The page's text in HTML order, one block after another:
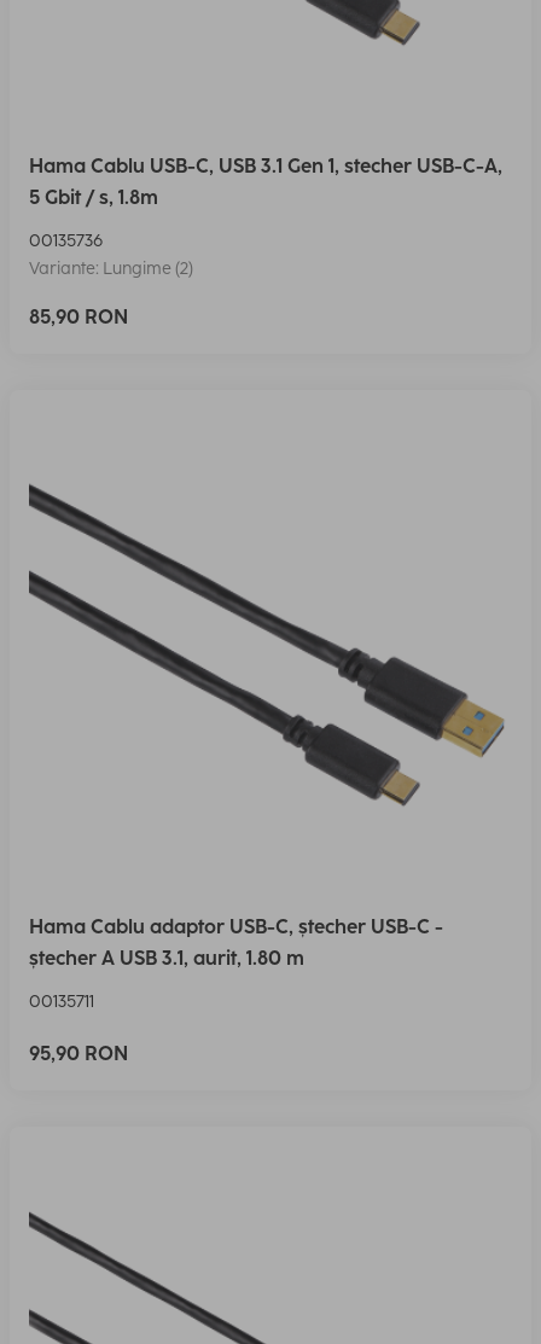
Hama Cablu USB-C, USB 3.1 Gen 1, stecher USB-C-A,
5 Gbit / s, 1.8m
00135736
Variante: Lungime (2)
85,90 RON
Hama Cablu adaptor USB-C, ștecher USB-C -
ștecher A USB 3.1, aurit, 1.80 m
00135711
95,90 RON